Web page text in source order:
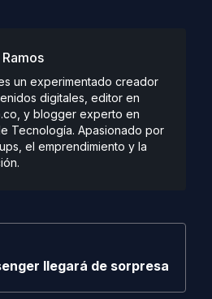
un experimentado creador
digitales, editor en
y blogger experto en
Tecnología. Apasionado por
el emprendimiento y la
llegará de sorpresa